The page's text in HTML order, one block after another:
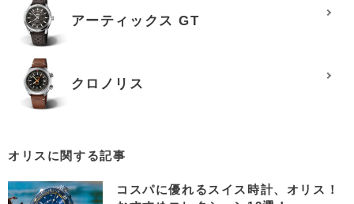
アーティックス GT
クロノリス
オリスに関する記事
コスパに優れるスイス時計、オリス！